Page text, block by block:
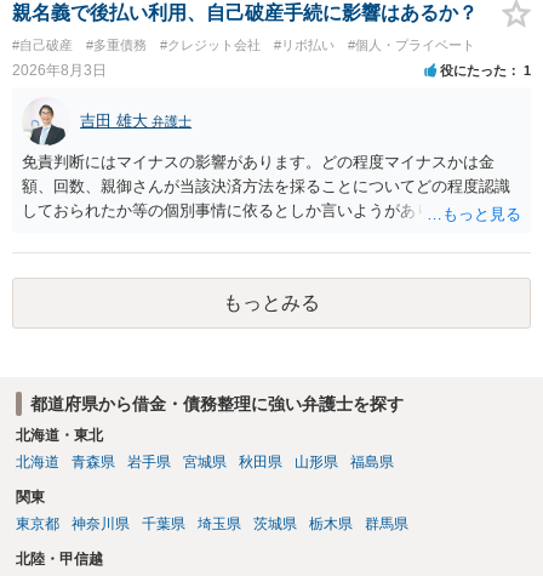
親名義で後払い利用、自己破産手続に影響はあるか？
#自己破産 #多重債務 #クレジット会社 #リボ払い #個人・プライベート
2026年8月3日 役にたった 1
吉田 雄大 弁護士
免責判断にはマイナスの影響があります。どの程度マイナスかは金
額、回数、親御さんが当該決済方法を採ることについてどの程度認識
しておられたか等の個別事情に依るとしか言いようがありません。 と
なって相談し、善後策を考えることをお勧めします。
もっとみる
都道府県から借金・債務整理に強い弁護士を探す
北海道・東北
北海道
青森県 岩手県 宮城県 秋田県 山形県 福島県
関東
東京都
神奈川県 千葉県 埼玉県 茨城県 栃木県 群馬県
北陸・甲信越